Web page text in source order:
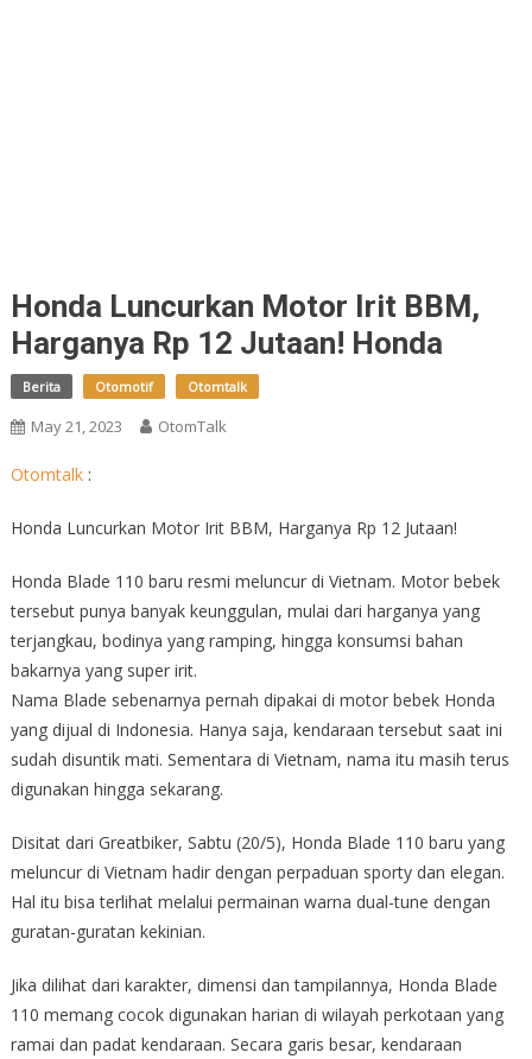
Honda Luncurkan Motor Irit BBM,
Harganya Rp 12 Jutaan! Honda
Berita Otomotif Otomtalk
May 21, 2023 OtomTalk
Otomtalk:
Honda Luncurkan Motor Irit BBM, Harganya Rp 12 Jutaan!
Honda Blade 110 baru resmi meluncur di Vietnam. Motor bebek
tersebut punya banyak keunggulan, mulai dari harganya yang
terjangkau, bodinya yang ramping, hingga konsumsi bahan
bakarnya yang super irit.
Nama Blade sebenarnya pernah dipakai di motor bebek Honda
yang dijual di Indonesia. Hanya saja, kendaraan tersebut saat ini
sudah disuntik mati. Sementara di Vietnam, nama itu masih terus
digunakan hingga sekarang.
Disitat dari Greatbiker, Sabtu (20/5), Honda Blade 110 baru yang
meluncur di Vietnam hadir dengan perpaduan sporty dan elegan.
Hal itu bisa terlihat melalui permainan warna dual-tune dengan
guratan-guratan kekinian.
Jika dilihat dari karakter, dimensi dan tampilannya, Honda Blade
110 memang cocok digunakan harian di wilayah perkotaan yang
ramai dan padat kendaraan. Secara garis besar, kendaraan